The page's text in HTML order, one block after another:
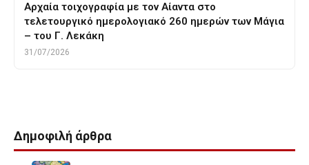
Αρχαία τοιχογραφία με τον Αίαντα στο
τελετουργικό ημερολογιακό 260 ημερών των Μάγια
– του Γ. Λεκάκη
31/07/2026
Δημοφιλή άρθρα